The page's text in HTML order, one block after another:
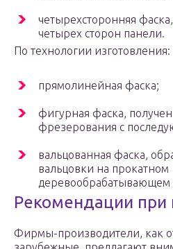
четырехсторонняя
четырех сторон панели.
По технологии изготовления:
прямолинейная фаска;
фигурная фаска,
фрезерования с
вальцованная фаска,
вальцовки на прокатном
деревообрабатывающем
Рекомендации при
Фирмы-производители, как